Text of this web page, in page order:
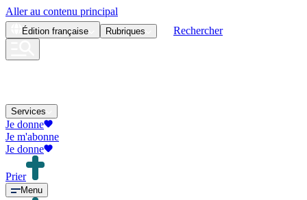
Aller au contenu principal
Édition française Rubriques Rechercher
Services
Je donne
Je m'abonne
Je donne
Prier
Menu